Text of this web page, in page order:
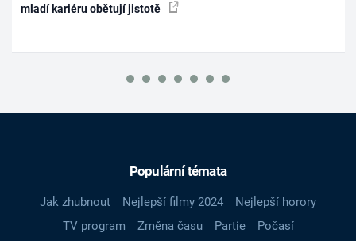
mladí kariéru obětují jistotě
Populární témata
Jak zhubnout Nejlepší filmy 2024
Nejlepší horory
TV program
Změna času Partie
Počasí